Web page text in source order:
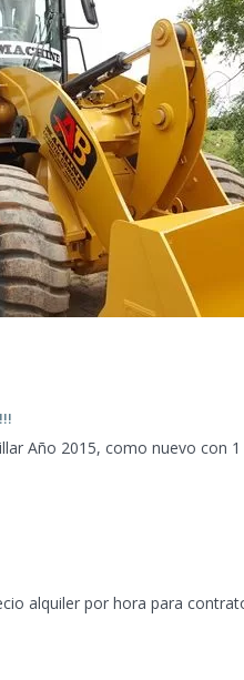
Año 2015, como nuevo con
alquiler por hora para